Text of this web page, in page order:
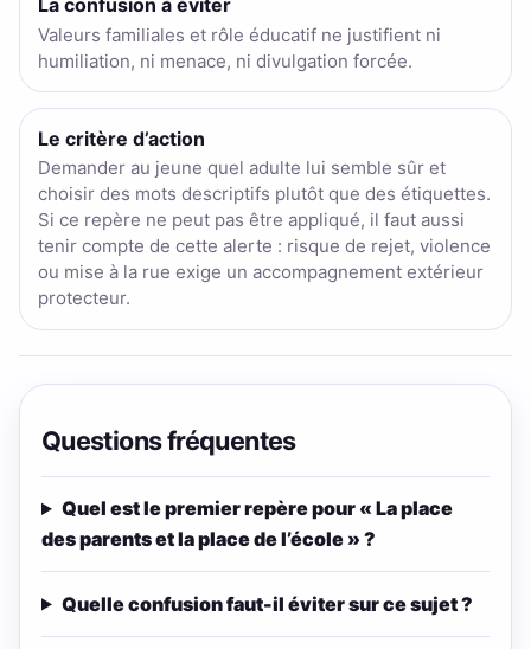
La confusion à éviter
Valeurs familiales et rôle éducatif ne justifient ni
humiliation, ni menace, ni divulgation forcée.
Le critère d’action
Demander au jeune quel adulte lui semble sûr et
choisir des mots descriptifs plutôt que des étiquettes.
Si ce repère ne peut pas être appliqué, il faut aussi
tenir compte de cette alerte : risque de rejet, violence
ou mise à la rue exige un accompagnement extérieur
protecteur.
Questions fréquentes
Quel est le premier repère pour « La place
des parents et la place de l’école » ?
Quelle confusion faut-il éviter sur ce sujet ?